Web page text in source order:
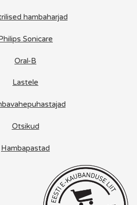
hambaharjad
Sonicare
Oral-B
Lastele
Otsikud
Hambapastad